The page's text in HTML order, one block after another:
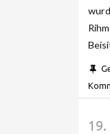
19.